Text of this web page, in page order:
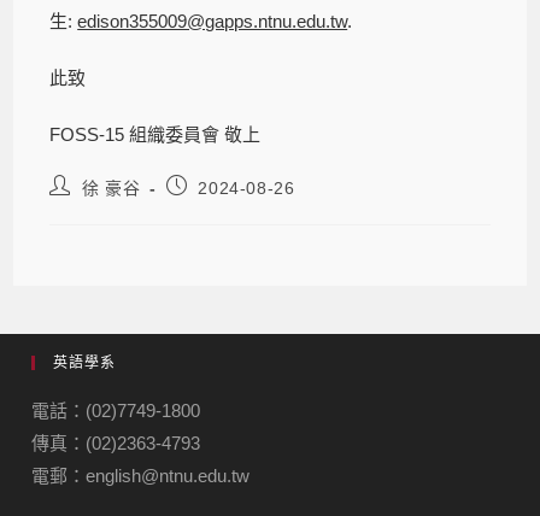
生:edison355009@gapps.ntnu.edu.tw.
此致
FOSS-15 組織委員會 敬上
徐 豪谷 2024-08-26
英語學系
電話：(02)7749-1800
傳真：(02)2363-4793
電郵：english@ntnu.edu.tw